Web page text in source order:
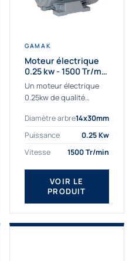
GAMAK
Moteur électrique
0.25 kw - 1500 Tr/min
- 230/400V - IE2
Un moteur électrique
0.25kw de qualité
professionnels. Notre
gamme de moteurs
sélectionné pour la très
haute...
Diamètre arbre14x30mm
Puissance
0.25 Kw
Vitesse
1500 Tr/min
VOIR LE
PRODUIT